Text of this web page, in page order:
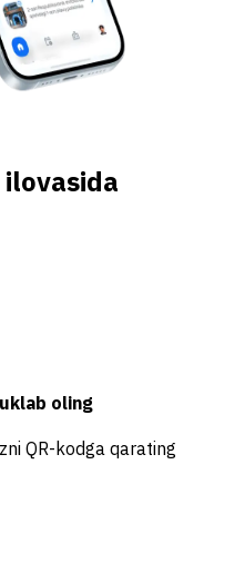
ilovasida
oling
QR-kodga qarating